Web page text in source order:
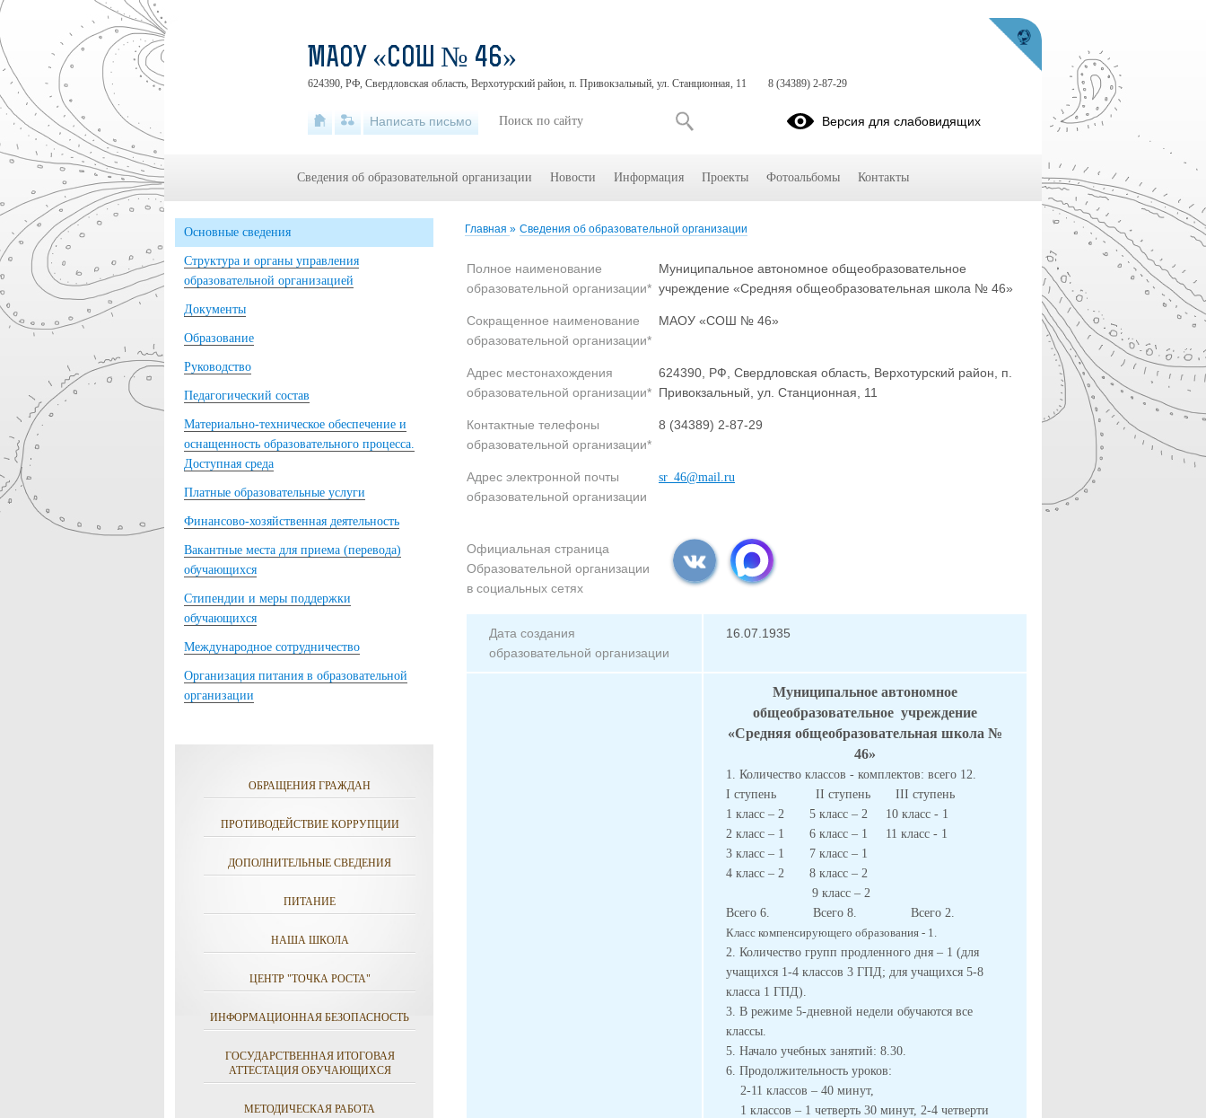
Главная » Сведения об образовательной организации
Полное наименование
образовательной организации*
Муниципальное автономное общеобразовательное
учреждение «Средняя общеобразовательная школа № 46»
Сокращенное наименование
образовательной организации*
МАОУ «СОШ № 46»
Адрес местонахождения
образовательной организации*
624390, РФ, Свердловская область, Верхотурский район, п.
Привокзальный, ул. Станционная, 11
Контактные телефоны
образовательной организации*
8 (34389) 2-87-29
Адрес электронной почты
образовательной организации
sr_46@mail.ru
Официальная страница
Образовательной организации
в социальных сетях
Дата создания
образовательной организации
16.07.1935
Муниципальное автономное
общеобразовательное учреждение
«Средняя общеобразовательная школа №
46»
1. Количество классов - комплектов: всего 12.
I ступень II ступень III ступень
1 класс – 2 5 класс – 2 10 класс - 1
2 класс – 1 6 класс – 1 11 класс - 1
3 класс – 1 7 класс – 1
4 класс – 2 8 класс – 2
9 класс – 2
Всего 6. Всего 8. Всего 2.
Класс компенсирующего образования - 1.
2. Количество групп продленного дня – 1 (для
учащихся 1-4 классов 3 ГПД; для учащихся 5-8
класса 1 ГПД).
3. В режиме 5-дневной недели обучаются все
классы.
5. Начало учебных занятий: 8.30.
6. Продолжительность уроков:
2-11 классов – 40 минут,
1 классов – 1 четверть 30 минут, 2-4 четверти
Основные сведения
Структура и органы управления
образовательной организацией
Документы
Образование
Руководство
Педагогический состав
Материально-техническое обеспечение и
оснащенность образовательного процесса.
Доступная среда
Платные образовательные услуги
Финансово-хозяйственная деятельность
Вакантные места для приема (перевода)
обучающихся
Стипендии и меры поддержки
обучающихся
Международное сотрудничество
Организация питания в образовательной
организации
ОБРАЩЕНИЯ ГРАЖДАН
ПРОТИВОДЕЙСТВИЕ КОРРУПЦИИ
ДОПОЛНИТЕЛЬНЫЕ СВЕДЕНИЯ
ПИТАНИЕ
НАША ШКОЛА
ЦЕНТР "ТОЧКА РОСТА"
ИНФОРМАЦИОННАЯ БЕЗОПАСНОСТЬ
ГОСУДАРСТВЕННАЯ ИТОГОВАЯ
АТТЕСТАЦИЯ ОБУЧАЮЩИХСЯ
МЕТОДИЧЕСКАЯ РАБОТА
МАОУ «СОШ № 46»
624390, РФ, Свердловская область, Верхотурский район, п. Привокзальный, ул. Станционная, 11 8 (34389) 2-87-29
Написать письмо Версия для слабовидящих
Сведения об образовательной организации Новости Информация Проекты Фотоальбомы Контакты